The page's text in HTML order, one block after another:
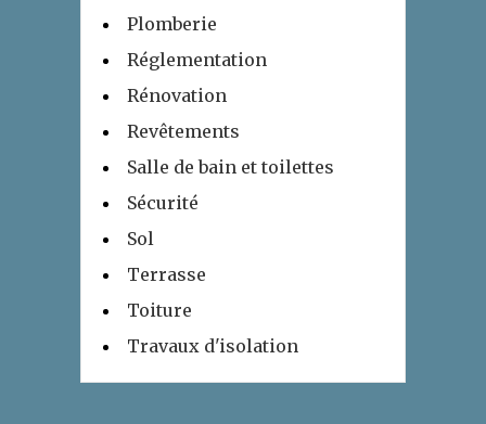
Plomberie
Réglementation
Rénovation
Revêtements
Salle de bain et toilettes
Sécurité
Sol
Terrasse
Toiture
Travaux d'isolation